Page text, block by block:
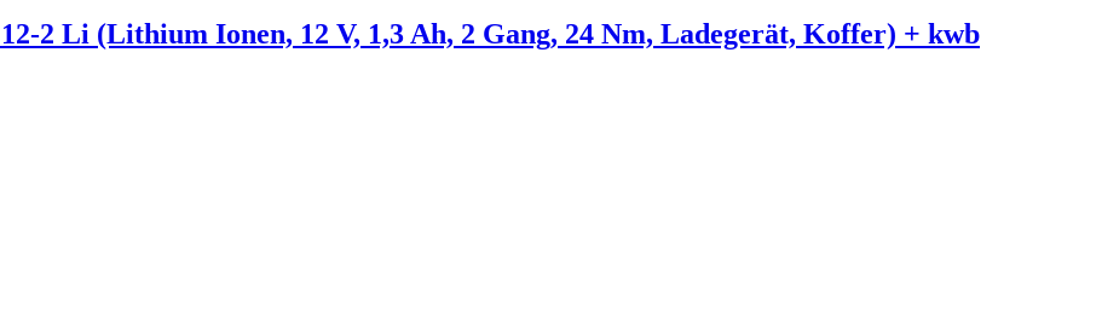
2 Li (Lithium Ionen, 12 V, 1,3 Ah, 2 Gang, 24 Nm, Ladegerät, Koffer) + kwb